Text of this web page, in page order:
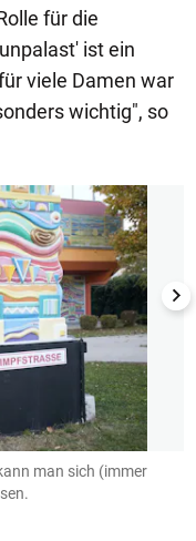
für die
ist ein
viele Damen war
wichtig", so
man sich (immer